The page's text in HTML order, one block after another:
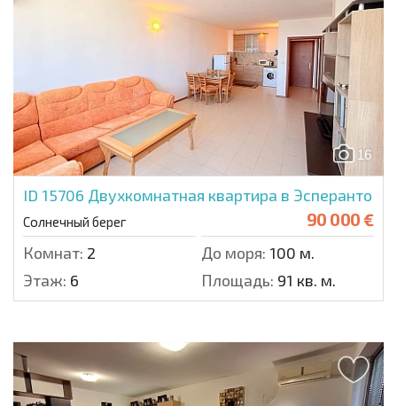
16
ID 15706 Двухкомнатная квартира в Эсперанто
Солнечный берег 90 000 €
Комнат: 2 До моря: 100 м.
Этаж: 6 Площадь: 91 кв. м.